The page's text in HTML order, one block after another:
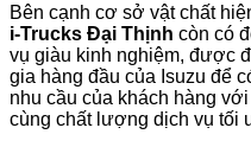
Bên cạnh cơ sở vật chất
i-Trucks Đại Thịnh còn có
vụ giàu kinh nghiệm, được
gia hàng đầu của Isuzu để
nhu cầu của khách hàng
cùng chất lượng dịch vụ tối